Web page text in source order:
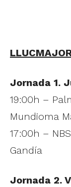
Jornada 1.
19:00h –
Mundioma
17:00h –
Gandía
Jornada 2.